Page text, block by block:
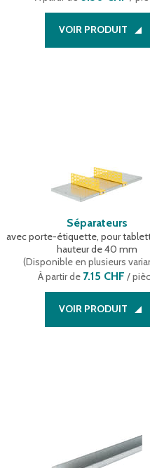
VOIR PRODUIT
Séparateurs
avec porte-étiquette, pour
hauteur de 40 mm
(Disponible en plusieurs
À partir de 7.15 CHF /
VOIR PRODUIT